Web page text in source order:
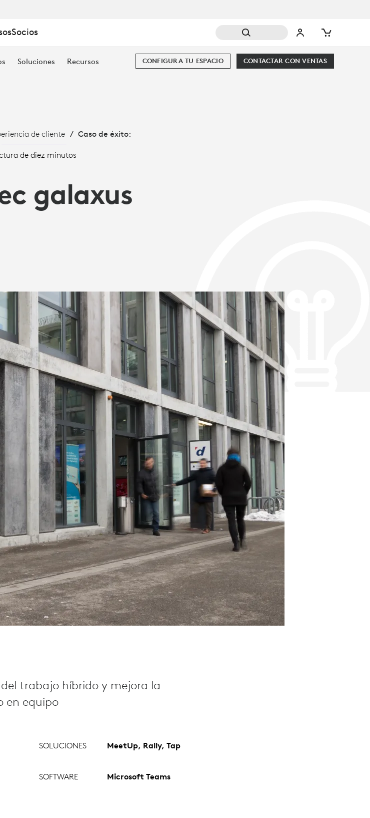
Socios
Soluciones Recursos CONTACTAR CON VENTAS
CONFIGURA TU ESPACIO
de cliente Caso de éxito:
de diez minutos
galaxus
trabajo híbrido y mejora la
en equipo
SOLUCIONES MeetUp, Rally, Tap
SOFTWARE Microsoft Teams